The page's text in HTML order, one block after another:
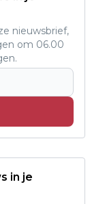
nieuwsbrief,
om 06.00
in je